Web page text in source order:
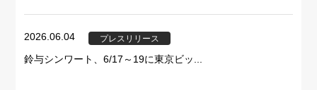
2026.06.04 プレスリリース
鈴与シンワート、6/17～19に東京ビッ...